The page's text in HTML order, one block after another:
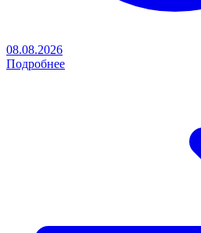
08.08.2026
Подробнее